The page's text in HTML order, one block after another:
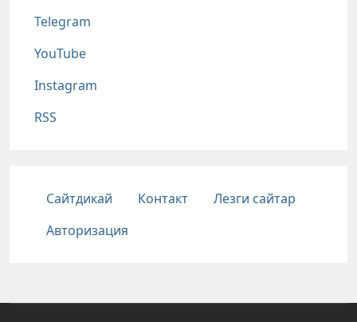
Telegram
YouTube
Instagram
RSS
Подвал
Сайтдикай Контакт
Лезги сайтар
Авторизация